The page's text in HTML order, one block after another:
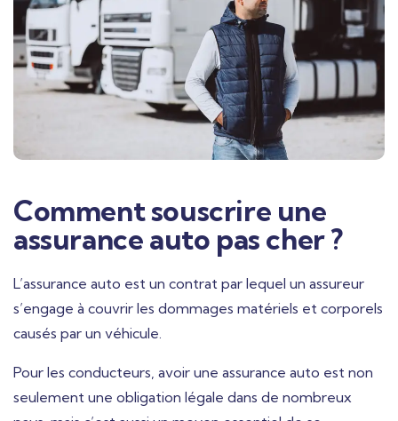
Comment souscrire une
assurance auto pas cher ?
L’assurance auto est un contrat par lequel un assureur
s’engage à couvrir les dommages matériels et corporels
causés par un véhicule.
Pour les conducteurs, avoir une assurance auto est non
seulement une obligation légale dans de nombreux